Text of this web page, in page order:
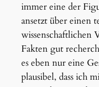
immer eine der
ansetzt über einen
wissenschaftlichen
Fakten gut
es eben nur eine
plausibel, dass ich